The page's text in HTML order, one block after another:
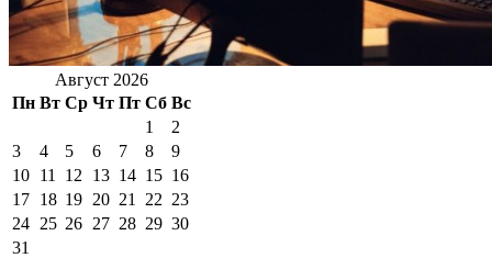
Август 2026
Пн Вт Ср Чт Пт Сб Вс
1
2
3
4 5 6 7 8
9
10 11 12 13 14 15 16
17 18 19 20 21 22 23
24 25 26 27 28 29 30
31